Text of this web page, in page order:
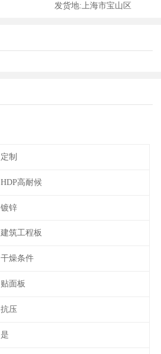
发货地: 上海市宝山区
定制
HDP高耐候
镀锌
建筑工程板
干燥条件
贴面板
抗压
是